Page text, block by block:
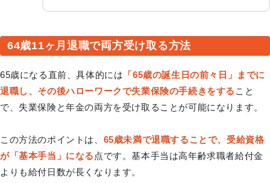
64歳11ヶ月退職で両方受け取る方法
65歳になる直前、具体的には 「65歳の誕生日の前々日」までに
退職し、その後ハローワークで失業保険の手続きをする こと
で、失業保険と年金の両方を受け取ることが可能になります。
この方法のポイントは、 65歳未満で退職することで、受給資格
が「基本手当」になる 点です。基本手当は高年齢求職者給付金
よりも給付日数が長くなります。